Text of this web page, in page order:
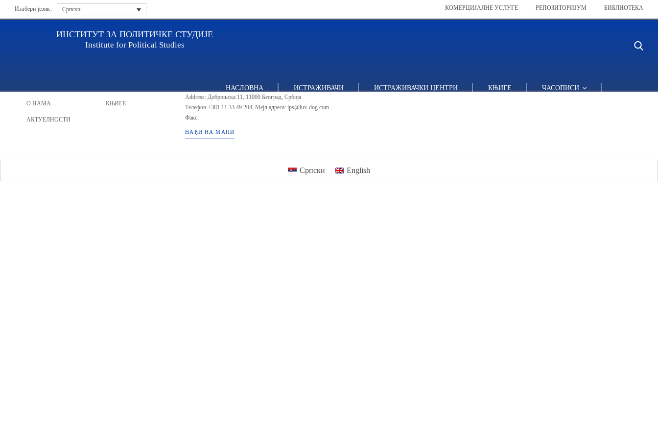
Изабери језик: Српски КОМЕРЦИЈАЛНЕ УСЛУГЕ РЕПОЗИТОРИЈУМ БИБЛИОТЕКА
ИНСТИТУТ ЗА ПОЛИТИЧКЕ СТУДИЈЕ
Institute for Political Studies
НАСЛОВНА ИСТРАЖИВАЧИ ИСТРАЖИВАЧКИ ЦЕНТРИ КЊИГЕ ЧАСОПИСИ
О НАМА
АКТУЕЛНОСТИ
КЊИГЕ
ИПС - Институт за политичке студије
Address: Добрињска 11, 11000 Београд, Србија
Телефон +381 11 33 49 204, Мејл адреса: ips@lux-dog.com
Факс:
НАЂИ НА МАПИ
Српски English